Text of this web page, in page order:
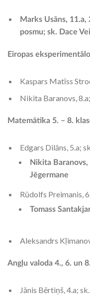
Marks Usāns,
posmu; sk. Dace
Eiropas
Kaspars Matīss
Nikita
Matemātika 5. – 8.
Edgars Dilāns, 5.a;
Nikita
Jēgermane
Rūdolfs
Tomass
Aleksandrs
Angļu valoda 4., 6. un
Jānis Bērtiņš, 4.a;